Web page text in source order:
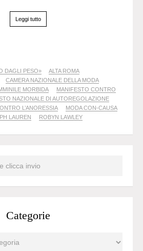
Leggi tutto
DAGLI PESO»
ALTA ROMA
CAMERA NAZIONALE DELLA MODA
MORBIDA
MANIFESTO CONTRO
NAZIONALE DI AUTOREGOLAZIONE
L’ANORESSIA
MODA CON-CAUSA
LAUREN ROBYN LAWLEY
Categorie